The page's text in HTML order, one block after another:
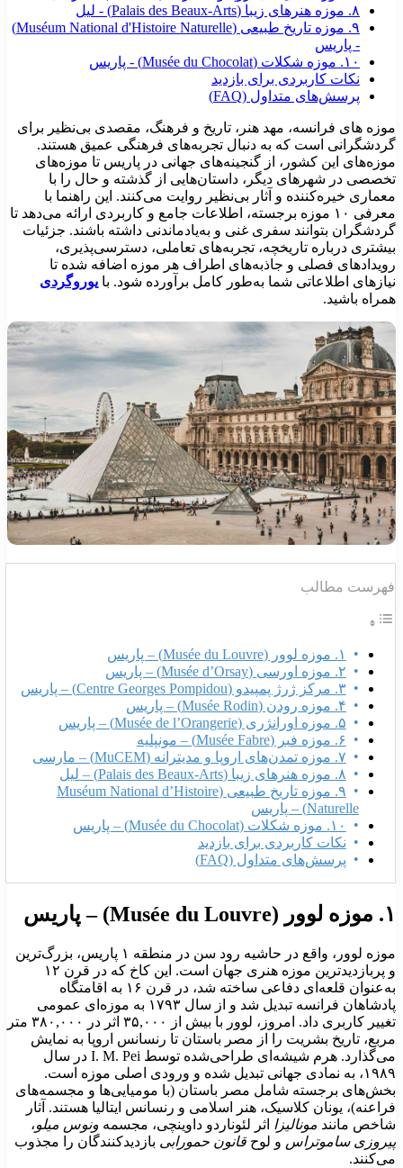
۸. موزه هنرهای زیبا (Palais des Beaux-Arts) - لیل
۹. موزه تاریخ طبیعی (Muséum National d'Histoire Naturelle)
- پاریس
۱۰. موزه شکلات (Musée du Chocolat) - پاریس
نکات کاربردی برای بازدید
پرسش‌های متداول (FAQ)
های فرانسه، مهد هنر، تاریخ و فرهنگ، مقصدی بی‌نظیر برای
است که به دنبال تجربه‌های فرهنگی عمیق هستند.
این کشور، از گنجینه‌های جهانی در پاریس تا موزه‌های
در شهرهای دیگر، داستان‌هایی از گذشته و حال را با
خیره‌کننده و آثار بی‌نظیر روایت می‌کنند. این راهنما با
معرفی ۱۰ موزه برجسته، اطلاعات جامع و کاربردی ارائه می‌دهد تا
بتوانند سفری غنی و به‌یادماندنی داشته باشند. جزئیات
درباره تاریخچه، تجربه‌های تعاملی، دسترسی‌پذیری،
فصلی و جاذبه‌های اطراف هر موزه اضافه شده تا
اطلاعاتی شما به‌طور کامل برآورده شود. با یوروگردی
باشید.
مطالب
۱. موزه لوور (Musée du Louvre) – پاریس
۲. موزه اورسی (Musée d’Orsay) – پاریس
۳. مرکز ژرژ پمپیدو (Centre Georges Pompidou) – پاریس
۴. موزه رودن (Musée Rodin) – پاریس
۵. موزه اورانژری (Musée de l’Orangerie) – پاریس
۶. موزه فبر (Musée Fabre) – مونپلیه
۷. موزه تمدن‌های اروپا و مدیترانه (MuCEM) – مارسی
۸. موزه هنرهای زیبا (Palais des Beaux-Arts) – لیل
۹. موزه تاریخ طبیعی (Muséum National d’Histoire
Naturelle) – پاریس
۱۰. موزه شکلات (Musée du Chocolat) – پاریس
نکات کاربردی برای بازدید
پرسش‌های متداول (FAQ)
موزه لوور، واقع در حاشیه رود سن در منطقه ۱ پاریس، بزرگ‌ترین
و پربازدیدترین موزه هنری جهان است. این کاخ که در قرن ۱۲
به‌عنوان قلعه‌ای دفاعی ساخته شد، در قرن ۱۶ به اقامتگاه
پادشاهان فرانسه تبدیل شد و از سال ۱۷۹۳ به موزه‌ای عمومی
تغییر کاربری داد. امروز، لوور با بیش از ۳۵,۰۰۰ اثر در ۳۸۰,۰۰۰ متر
تاریخ بشریت را از مصر باستان تا رنسانس اروپا به نمایش
می‌گذارد. هرم شیشه‌ای طراحی‌شده توسط I. M. Pei در سال
۱۹۸۹، به نمادی جهانی تبدیل شده و ورودی اصلی موزه است.
برجسته شامل مصر باستان (با مومیایی‌ها و مجسمه‌های
یونان کلاسیک، هنر اسلامی و رنسانس ایتالیا هستند. آثار
مانندمونالیزااثر لئوناردو داوینچی، مجسمهونوس میلو،
ساموتراسو لوحقانون حمورابیبازدیدکنندگان را مجذوب